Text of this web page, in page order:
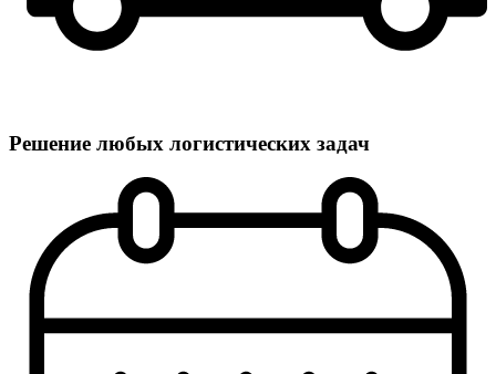
Решение любых логистических задач